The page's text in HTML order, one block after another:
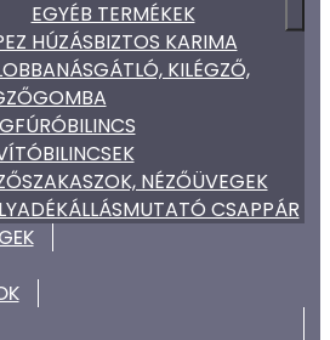
EGYÉB TERMÉKEK
HÚZÁSBIZTOS KARIMA
KILÉGZŐ,
NÉZŐÜVEGEK
CSAPPÁR